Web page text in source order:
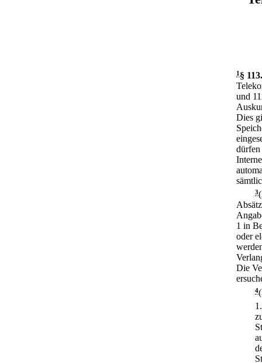
1 § 113.
und
Dies
dürfen
3
1 in
oder
Die
4